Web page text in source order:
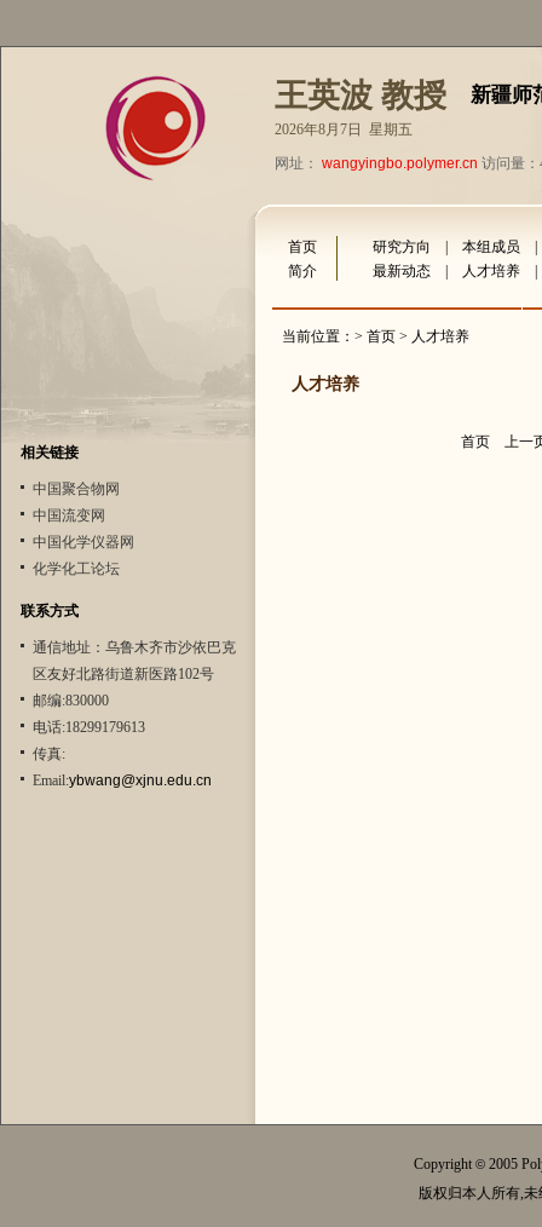
王英波 教授 新疆师
2026年8月7日 星期五
网址： wangyingbo.polymer.cn 访问量：
相关链接
中国聚合物网
中国流变网
中国化学仪器网
化学化工论坛
联系方式
通信地址：乌鲁木齐市沙依巴克
区友好北路街道新医路102号
邮编:830000
电话:18299179613
传真:
Email:ybwang@xjnu.edu.cn
首页 研究方向 本组成员
简介
最新动态 人才培养
当前位置：> 首页 > 人才培养
人才培养
首页 上一
Copyright© 2005
版权归本人所有,